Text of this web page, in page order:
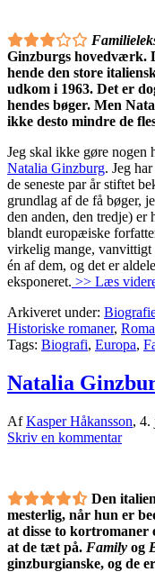
Ginzburgs hovedværk.
hende den store
udkom i 1963. Det er
hendes bøger. Men
ikke desto mindre de
Jeg skal ikke gøre nogen
Natalia Ginzburg. Jeg
de seneste par år stiftet
grundlag af de få bøger,
den anden, den tredje)
blandt europæiske
virkelig mange, vanvittigt
én af dem, og det er
eksponeret. >> Læs
Arkiveret under:
Historiske romaner,
Tags: Biografi, Europa,
Natalia
AfKasper Håkansson, 4.
Skriv en kommentar
Den
mesterlig, når hun er
at disse to kortromaner
at de tæt på. Family og
ginzburgianske, og de